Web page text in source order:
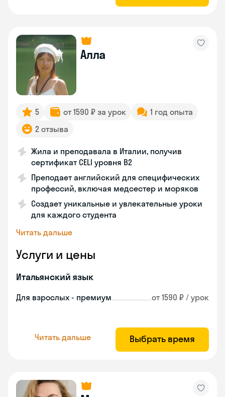
Алла
5 от 1590 ₽ за урок
1 год опыта
2 отзыва
Жила и преподавала в Италии, получив
сертификат CELI уровня В2
Преподает английский для специфических
профессий, включая медсестер и моряков
Создает уникальные и увлекательные уроки
для каждого студента
Читать дальше
Услуги и цены
Итальянский язык
Для взрослых - премиум от 1590 ₽ / урок
Читать дальше Выбрать время